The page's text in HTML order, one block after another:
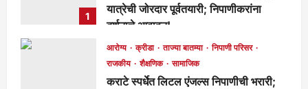
1
यात्रेची जोरदार पूर्वतयारी; निपाणीकरांना
दर्शनाचे आवाहन!
मुख्य संपादक 90
आरोग्य क्रीडा ताज्या बातम्या
निपाणी परिसर
राजकीय
शैक्षणिक सामाजिक
कराटे स्पर्धेत लिटल एंजल्स निपाणीची भरारी;